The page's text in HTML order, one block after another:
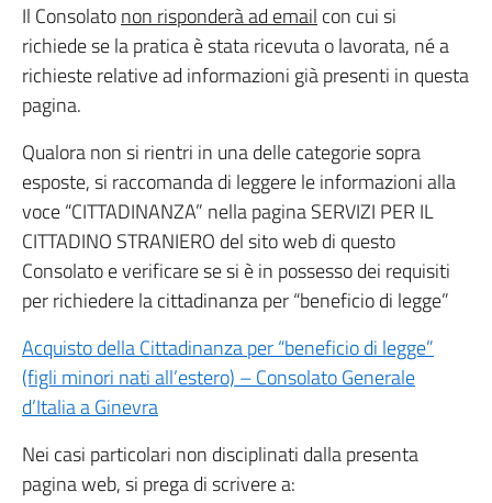
Il Consolatonon risponderà ad email con cui si
richiede se la pratica è stata ricevuta o lavorata, né a
richieste relative ad informazioni già presenti in questa
pagina.
Qualora non si rientri in una delle categorie sopra
esposte, si raccomanda di leggere le informazioni alla
voce “CITTADINANZA” nella pagina SERVIZI PER IL
CITTADINO STRANIERO del sito web di questo
Consolato e verificare se si è in possesso dei requisiti
per richiedere la cittadinanza per “beneficio di legge”
Acquisto della Cittadinanza per “beneficio di legge”
(figli minori nati all’estero) – Consolato Generale
d’Italia a Ginevra
Nei casi particolari non disciplinati dalla presenta
pagina web, si prega di scrivere a: